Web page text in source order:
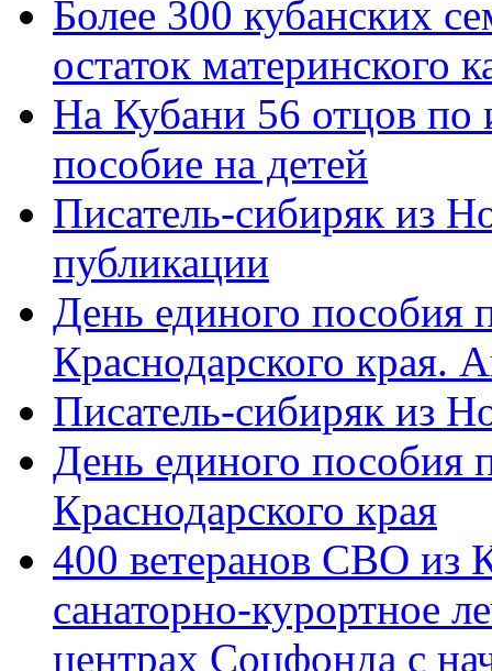
Более 300 кубанских
остаток материнского
На Кубани 56 отцов по
пособие на детей
Писатель-сибиряк из
публикации
День единого пособия
Краснодарского края.
Писатель-сибиряк из
День единого пособия
Краснодарского края
400 ветеранов СВО из
санаторно-курортное
центрах Соцфонда с